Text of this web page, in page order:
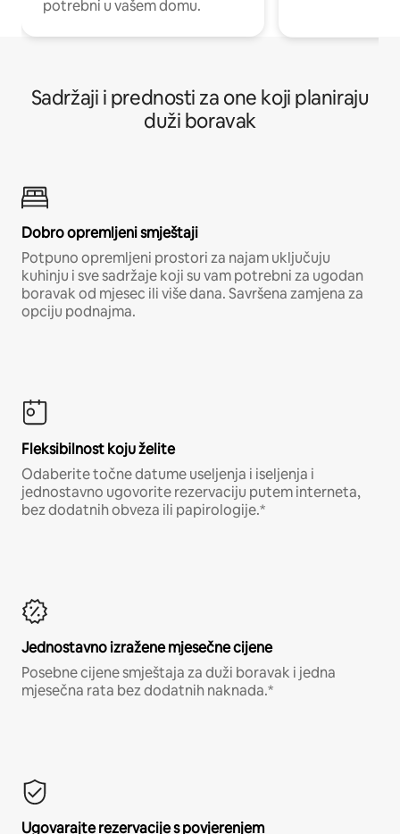
potrebni u vašem domu.
Sadržaji i prednosti za one koji planiraju
duži boravak
Dobro opremljeni smještaji
Potpuno opremljeni prostori za najam uključuju
kuhinju i sve sadržaje koji su vam potrebni za ugodan
boravak od mjesec ili više dana. Savršena zamjena za
opciju podnajma.
Fleksibilnost koju želite
Odaberite točne datume useljenja i iseljenja i
jednostavno ugovorite rezervaciju putem interneta,
bez dodatnih obveza ili papirologije.*
Jednostavno izražene mjesečne cijene
Posebne cijene smještaja za duži boravak i jedna
mjesečna rata bez dodatnih naknada.*
Ugovarajte rezervacije s povjerenjem